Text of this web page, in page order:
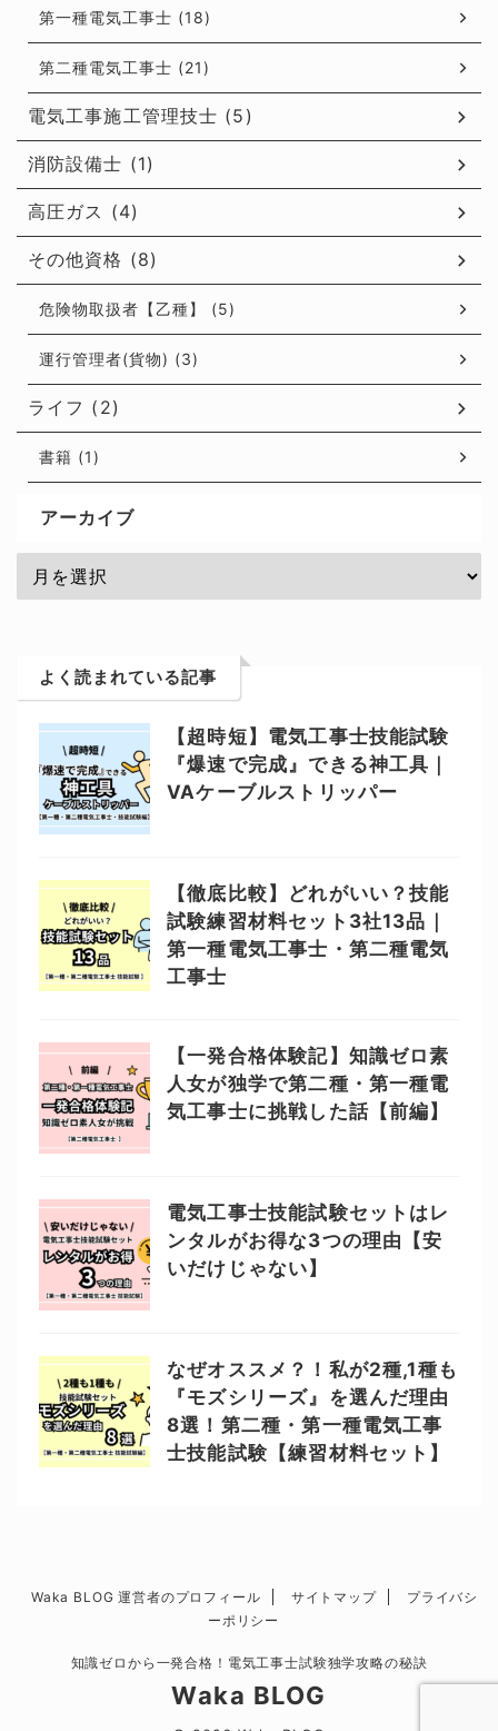
第一種電気工事士 (18)
第二種電気工事士 (21)
電気工事施工管理技士 (5)
消防設備士 (1)
高圧ガス (4)
その他資格 (8)
危険物取扱者【乙種】 (5)
運行管理者(貨物) (3)
ライフ (2)
書籍 (1)
アーカイブ
よく読まれている記事
【超時短】電気工事士技能試験
『爆速で完成』できる神工具｜
VAケーブルストリッパー
【徹底比較】どれがいい？技能
試験練習材料セット3社13品｜
第一種電気工事士・第二種電気
工事士
【一発合格体験記】知識ゼロ素
人女が独学で第二種・第一種電
気工事士に挑戦した話【前編】
電気工事士技能試験セットはレ
ンタルがお得な3つの理由【安
いだけじゃない】
なぜオススメ？！私が2種,1種も
『モズシリーズ』を選んだ理由
8選！第二種・第一種電気工事
士技能試験【練習材料セット】
Waka BLOG 運営者のプロフィール サイトマップ
プライバシ
ーポリシー
知識ゼロから一発合格！電気工事士試験独学攻略の秘訣
Waka BLOG